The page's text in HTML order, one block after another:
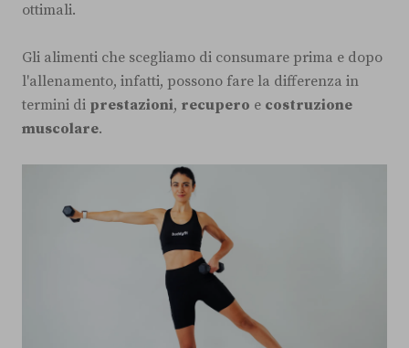
ottimali.
Gli alimenti che scegliamo di consumare prima e dopo
l'allenamento, infatti, possono fare la differenza in
termini di prestazioni, recupero e costruzione
muscolare.